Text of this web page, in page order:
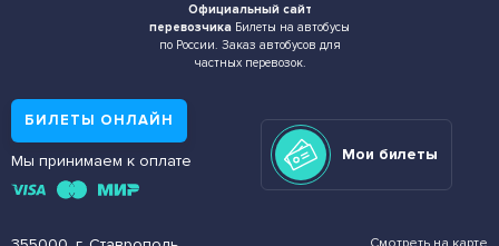
Официальный сайт
перевозчика Билеты на автобусы
по России. Заказ автобусов для
частных перевозок.
Смотреть на карте
БИЛЕТЫ ОНЛАЙН
Мы принимаем к оплате Мои билеты